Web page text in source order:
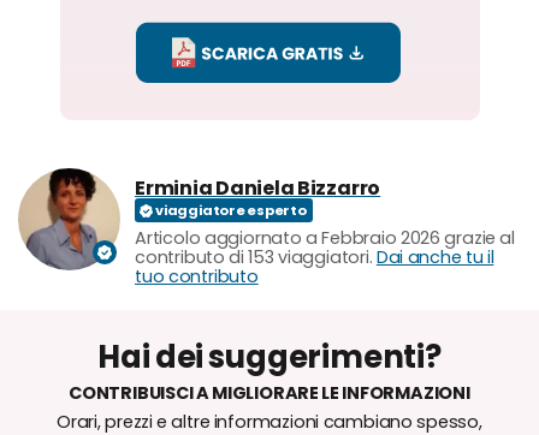
Erminia Daniela Bizzarro
Articolo aggiornato a Febbraio 2026 grazie al
contributo di 153 viaggiatori. Dai anche tu il
tuo contributo
Hai dei suggerimenti?
CONTRIBUISCI A MIGLIORARE LE INFORMAZIONI
Orari, prezzi e altre informazioni cambiano spesso,